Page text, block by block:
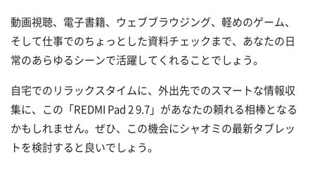
動画視聴、電子書籍、ウェブブラウジング、軽めのゲーム、
そして仕事でのちょっとした資料チェックまで、あなたの日
常のあらゆるシーンで活躍してくれることでしょう。
自宅でのリラックスタイムに、外出先でのスマートな情報収
集に、この「REDMI Pad 2 9.7」があなたの頼れる相棒となる
かもしれません。ぜひ、この機会にシャオミの最新タブレッ
トを検討すると良いでしょう。